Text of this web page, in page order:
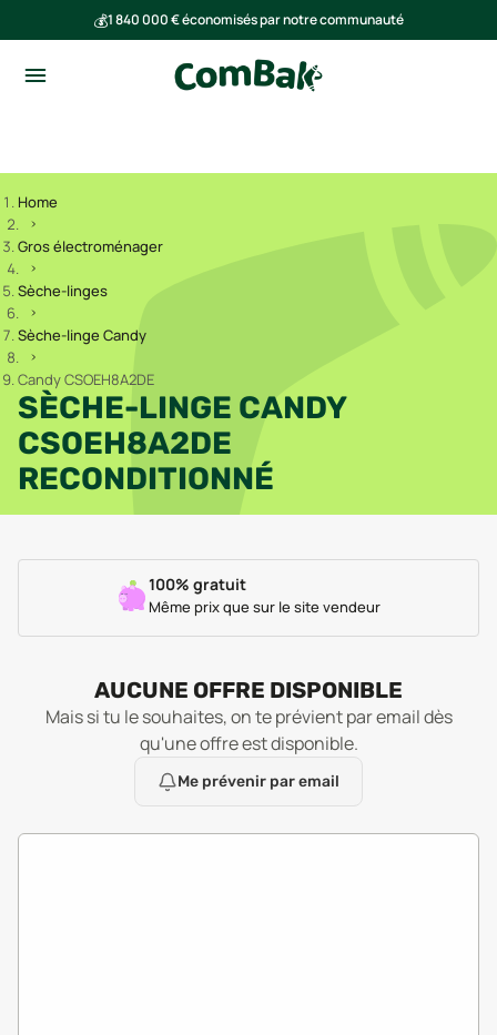
💰1 840 000 € économisés par notre communauté
Home
Gros électroménager
Sèche-linges
Sèche-linge Candy
Candy CSOEH8A2DE
SÈCHE-LINGE CANDY
CSOEH8A2DE
RECONDITIONNÉ
100% gratuit
Même prix que sur le site vendeur
AUCUNE OFFRE DISPONIBLE
Mais si tu le souhaites, on te prévient par email dès
qu'une offre est disponible.
Me prévenir par email